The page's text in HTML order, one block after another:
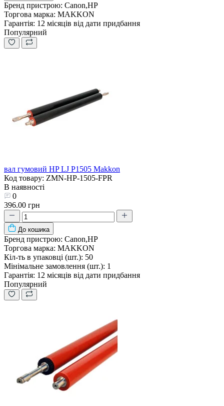
Бренд пристрою: Canon,HP
Торгова марка: MAKKON
Гарантія: 12 місяців від дати придбання
Популярний
вал гумовий HP LJ P1505 Makkon
Код товару: ZMN-HP-1505-FPR
В наявності
0
396.00 грн
До кошика
Бренд пристрою: Canon,HP
Торгова марка: MAKKON
Кіл-ть в упаковці (шт.): 50
Мінімальне замовлення (шт.): 1
Гарантія: 12 місяців від дати придбання
Популярний